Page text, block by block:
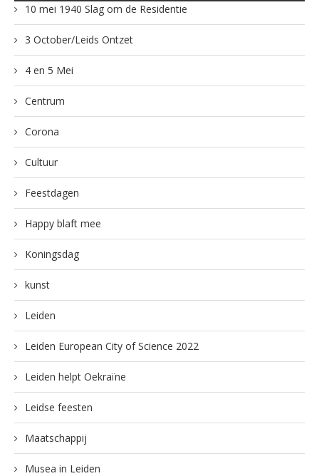
10 mei 1940 Slag om de Residentie
3 October/Leids Ontzet
4 en 5 Mei
Centrum
Corona
Cultuur
Feestdagen
Happy blaft mee
Koningsdag
kunst
Leiden
Leiden European City of Science 2022
Leiden helpt Oekraïne
Leidse feesten
Maatschappij
Musea in Leiden